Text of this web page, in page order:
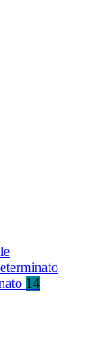
14